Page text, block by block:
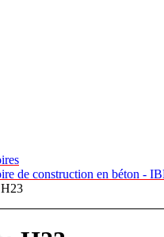
de construction en béton -
H23